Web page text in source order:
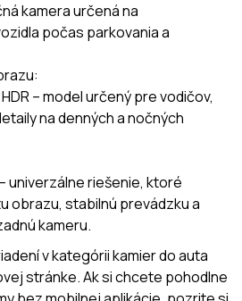
kamera určená na
počas parkovania a
– model určený pre vodičov,
na denných a nočných
univerzálne riešenie, ktoré
obrazu, stabilnú prevádzku a
kameru.
v kategórii kamier do auta
stránke. Ak si chcete pohodlne